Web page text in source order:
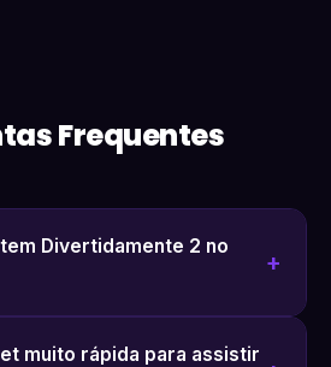
Frequentes
Divertidamente 2 no
muito rápida para assistir